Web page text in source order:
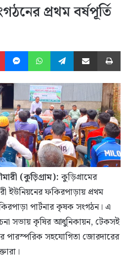
প্রথম বর্ষপূর্তি
PinterestMessengerWhatsAppTelegramShare via Email
(কুড়িগ্রাম):কুড়িগ্রামের
ইউনিয়নের ফকিরপাড়ায় প্রথম
পার্টনার কৃষক সংগঠন। এ
সভায় কৃষির আধুনিকায়ন, টেকসই
পারস্পরিক সহযোগিতা জোরদারের